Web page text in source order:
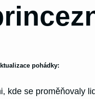
pohádky:
kde se proměňovaly